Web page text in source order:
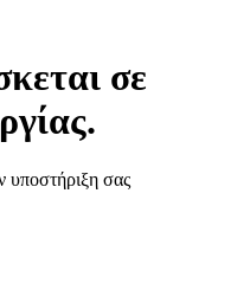
σε
υποστήριξη σας